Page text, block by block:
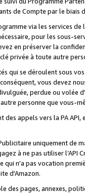
de Compte par le biais
via les services
pour les sous-
en préserver la
privée à toute autre
qui se déroulent sous
vous devez
perdue ou volée
personne que vous-
des appels vers la PA
uniquement de
à ne pas utiliser l’API
n'a pas vocation
d'Amazon.
des pages, annexes,